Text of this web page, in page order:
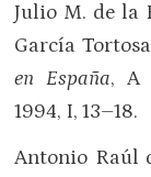
Julio M. de la
García
en España, A
1994, I, 13–18.
Antonio Raúl